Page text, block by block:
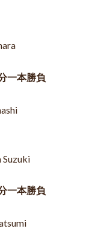
一本勝負
Suzuki
一本勝負